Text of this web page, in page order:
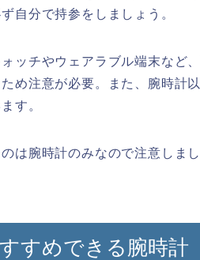
自分で持参をしましょう。
ッチやウェアラブル端末など
め注意が必要。また、腕時計
す。
は腕時計のみなので注意しまし
すめできる腕時計